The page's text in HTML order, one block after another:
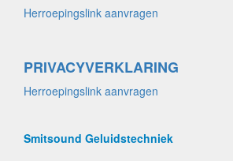
Herroepingslink aanvragen
PRIVACYVERKLARING
Herroepingslink aanvragen
Smitsound Geluidstechniek